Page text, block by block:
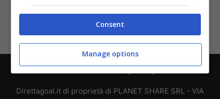
Direttagoal.it di proprietà di PLANET SHARE SRL - VIA
Consent
Manage options